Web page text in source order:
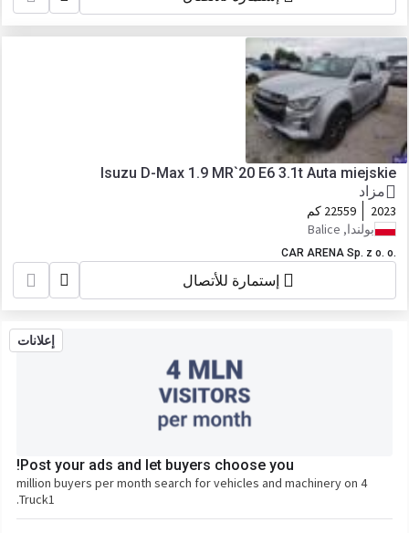
Isuzu D-Max 1.9 MR`20 E6 3.1t Auta miejskie
مزاد
2023
22559 كم
بولندا, Balice
CAR ARENA Sp. z o. o.
إستمارة للأتصال
إعلانات
Post your ads and let buyers choose you!
4 million buyers per month search for vehicles and machinery on
Truck1.